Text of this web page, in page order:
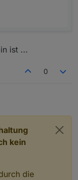
ist ...
0
kein
die